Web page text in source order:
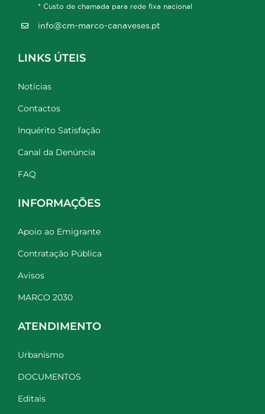
* Custo de chamada para rede fixa nacional
info@cm-marco-canaveses.pt
LINKS ÚTEIS
Notícias
Contactos
Inquérito Satisfação
Canal da Denúncia
FAQ
INFORMAÇÕES
Apoio ao Emigrante
Contratação Pública
Avisos
MARCO 2030
ATENDIMENTO
Urbanismo
DOCUMENTOS
Editais